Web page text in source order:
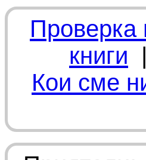
Проверка
книги
Кои сме